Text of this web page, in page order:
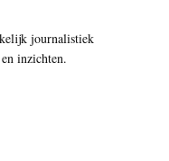
journalistiek
inzichten.